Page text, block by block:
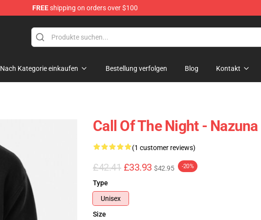
FREEshipping on orders over $100
Nach Kategorie einkaufen Bestellung verfolgen Blog Kontakt
Call Of The Night -
(1 customer reviews)
£42.41 £33.93 $42.95 -20%
Type
Unisex
Size